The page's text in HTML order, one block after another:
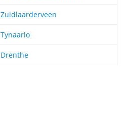
Zuidlaarderveen
Tynaarlo
Drenthe